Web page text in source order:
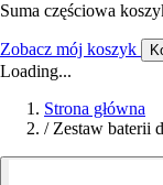
Suma częściowa
Zobacz mój koszyk
Loading...
Strona główna
/ Zestaw baterii